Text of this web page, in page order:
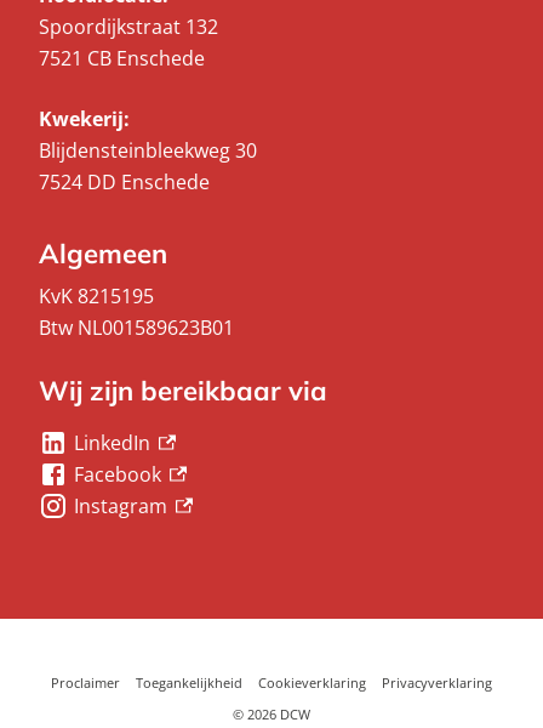
Spoordijkstraat 132
7521 CB Enschede
Kwekerij:
Blijdensteinbleekweg 30
7524 DD Enschede
Algemeen
KvK 8215195
Btw NL001589623B01
Wij zijn bereikbaar via
LinkedIn
(externe link)
Facebook
(externe link)
Instagram
(externe link)
Proclaimer Toegankelijkheid Cookieverklaring
Privacyverklaring
© 2026 DCW